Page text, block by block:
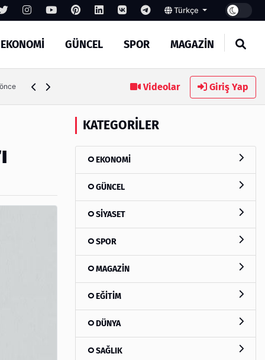
Türkçe
EKONOMİ GÜNCEL SPOR MAGAZİN
4 gün önce Videolar Giriş Yap
KATEGORILER
EKONOMİ
GÜNCEL
SİYASET
SPOR
MAGAZİN
EĞİTİM
DÜNYA
SAĞLIK